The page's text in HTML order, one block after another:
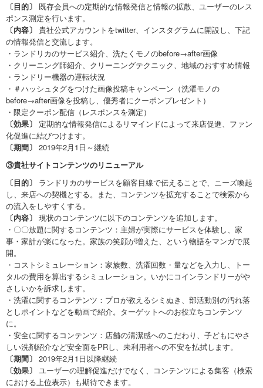
〔目的〕 既存会員への定期的な情報発信と情報の拡散、ユーザーのレス
ポンス測定を行います。
〔内容〕 貴社公式アカウントをtwitter、インスタグラムに開設し、下記
の情報発信と交流します。
・ランドリカのサービス紹介、洗たくモノのbefore→after画像
・クリーニング師紹介、クリーニングテクニック、地域のおすすめ情報
・ランドリー機器の運転状況
・＃ハッシュタグをつけた画像投稿キャンペーン（洗濯モノの
before→after画像を投稿し、優秀者にクーポンプレゼント）
・限定クーポン配信（レスポンスを測定）
〔効果〕 定期的な情報発信によるリマインドによって来店促進、ファン
化促進に結びつけます。
〔期間〕 2019年2月1日～継続
③貴社サイトコンテンツのリニューアル
〔目的〕 ランドリカのサービスを顧客目線で伝えることで、ニーズ喚起
し、来店への契機とする。また、コンテンツを拡充することで検索から
の流入をしやすくする。
〔内容〕 現状のコンテンツに以下のコンテンツを追加します。
・〇〇放題に関するコンテンツ：主婦が実際にサービスを体験し、家
事・家計が楽になった。家族の笑顔が増えた、という物語をマンガで展
開。
・コストシミュレーション：家族数、洗濯回数・量などを入力し、トー
タルの費用を算出するシミュレーション。いかにコインランドリーがや
さしいかを訴求します。
・洗濯に関するコンテンツ：プロが教えるシミぬき、部活動別の汚れ落
としポイントなどを動画で紹介。ターゲットへのお役立ちコンテンツ
に。
・安全に関するコンテンツ：店舗の清潔感へのこだわり、子どもにやさ
しい洗剤紹介など安全面をPRし、未利用者への不安を払拭します。
〔期間〕 2019年2月1日以降継続
〔効果〕 ユーザーの理解促進だけでなく、コンテンツによる集客（検索
における上位表示）も期待できます。